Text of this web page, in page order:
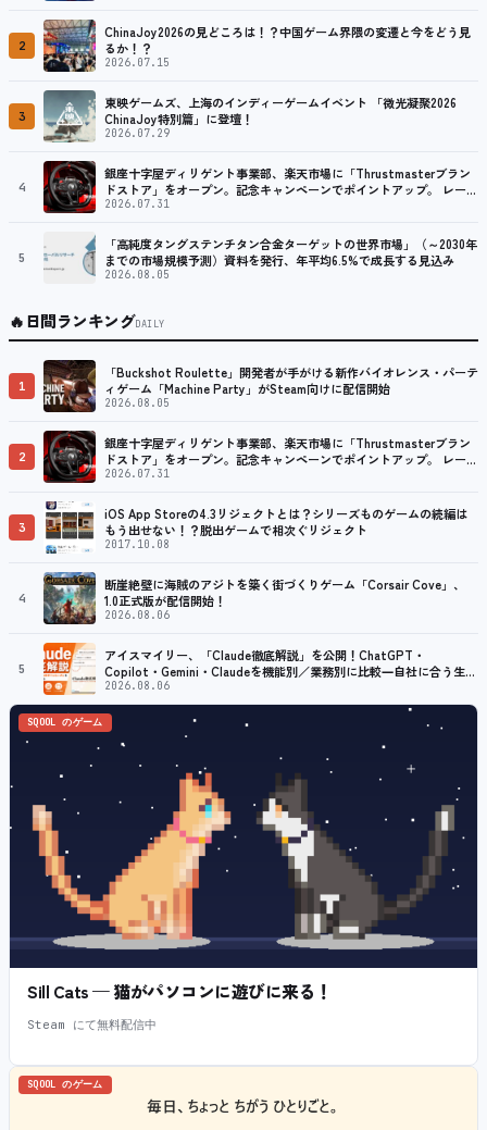
2
ChinaJoy2026の見どころは！？中国ゲーム界隈の変遷と今をどう見
るか！？
2026.07.15
3
東映ゲームズ、上海のインディーゲームイベント 「微光凝聚2026
ChinaJoy特別篇」に登壇！
2026.07.29
4
銀座十字屋ディリゲント事業部、楽天市場に「Thrustmasterブラン
ドストア」をオープン。記念キャンペーンでポイントアップ。 レーシ
ング／フライトシム向けコントローラーを中心に、幅広くラインナッ
2026.07.31
5
「高純度タングステンチタン合金ターゲットの世界市場」（～2030年
までの市場規模予測）資料を発行、年平均6.5%で成長する見込み
2026.08.05
🔥日間ランキングDAILY
1
「Buckshot Roulette」開発者が手がける新作バイオレンス・パーテ
ィゲーム「Machine Party」がSteam向けに配信開始
2026.08.05
2
銀座十字屋ディリゲント事業部、楽天市場に「Thrustmasterブラン
ドストア」をオープン。記念キャンペーンでポイントアップ。 レーシ
ング／フライトシム向けコントローラーを中心に、幅広くラインナッ
2026.07.31
3
iOS App Storeの4.3リジェクトとは？シリーズものゲームの続編は
もう出せない！？脱出ゲームで相次ぐリジェクト
2017.10.08
4
断崖絶壁に海賊のアジトを築く街づくりゲーム「Corsair Cove」、
1.0正式版が配信開始！
2026.08.06
5
アイスマイリー、「Claude徹底解説」を公開！ChatGPT・
Copilot・Gemini・Claudeを機能別／業務別に比較―自社に合う生成
AIの選び方がわかる実践ガイド
2026.08.06
SQOOL のゲーム
Sill Cats — 猫がパソコンに遊びに来る！
Steam にて無料配信中
SQOOL のゲーム